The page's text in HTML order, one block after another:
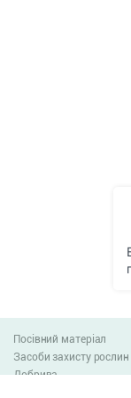
Посівний матеріал
Засоби захисту рослин
Добрива